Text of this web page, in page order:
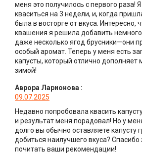
меня это получилось с первого раза!
кваситься на 3 недели, и, когда
была в восторге от вкуса. Интересно,
квашения я решила добавить немного
даже несколько ягод брусники—они
особый аромат. Теперь у меня есть
капусты, который отлично
зимой!
Аврора Ларионова :
09.07.2025
Недавно попробовала квасить
и результат меня порадовал! Но у
долго вы обычно оставляете капусту
добиться наилучшего вкуса? Спасибо
почитать ваши рекомендации!